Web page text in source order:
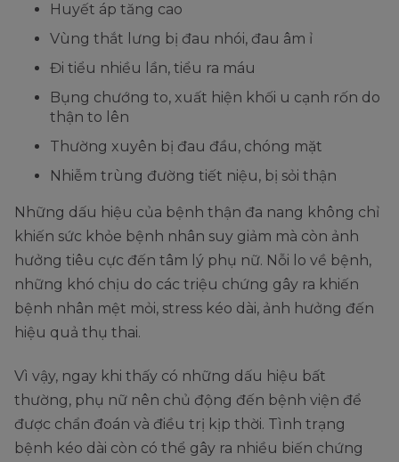
Huyết áp tăng cao
Vùng thắt lưng bị đau nhói, đau âm ỉ
Đi tiểu nhiều lần, tiểu ra máu
Bụng chướng to, xuất hiện khối u cạnh rốn do
thận to lên
Thường xuyên bị đau đầu, chóng mặt
Nhiễm trùng đường tiết niệu, bị sỏi thận
Những dấu hiệu của bệnh thận đa nang không chỉ
khiến sức khỏe bệnh nhân suy giảm mà còn ảnh
hưởng tiêu cực đến tâm lý phụ nữ. Nỗi lo về bệnh,
những khó chịu do các triệu chứng gây ra khiến
bệnh nhân mệt mỏi, stress kéo dài, ảnh hưởng đến
hiệu quả thụ thai.
Vì vậy, ngay khi thấy có những dấu hiệu bất
thường, phụ nữ nên chủ động đến bệnh viện để
được chẩn đoán và điều trị kịp thời. Tình trạng
bệnh kéo dài còn có thể gây ra nhiều biến chứng